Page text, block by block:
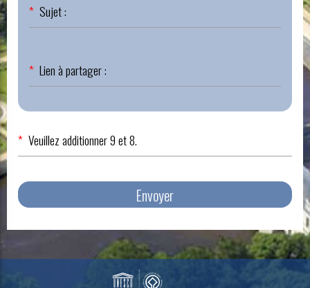
Champ
obligatoire
Sujet :
*
Champ
obligatoire
Lien à partager :
*
Veuillez additionner 9 et 8.
*